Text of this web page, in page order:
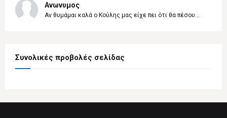
Ανωνυμος
Αν θυμάμαι καλά ο Κούλης μας είχε πει ότι θα πέσου...
Συνολικές προβολές σελίδας